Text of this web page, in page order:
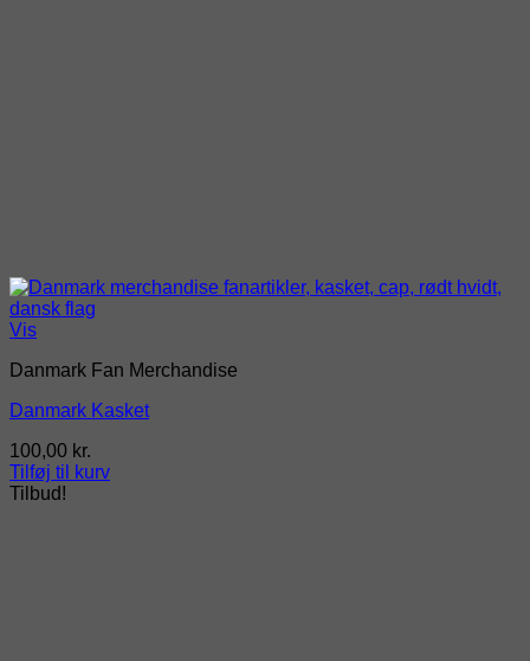
Vis
Danmark Fan Merchandise
Danmark Kasket
100,00 kr.
Tilføj til kurv
Tilbud!